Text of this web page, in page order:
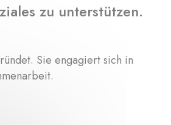
zu unterstützen.
Sie engagiert sich in